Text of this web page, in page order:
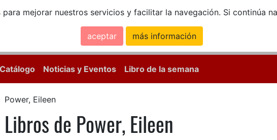
mejorar nuestros servicios y facilitar la navegación. Si continúa
aceptar más información
Catálogo Noticias y Eventos Libro de la semana
Power, Eileen
Libros de Power, Eileen